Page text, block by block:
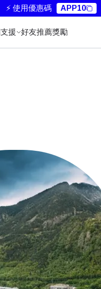
⚡ 使用優惠碼 APP10
支援 好友推薦獎勵